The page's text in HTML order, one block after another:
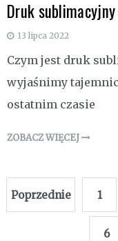
Druk
13 lipca 2022
Czym jest druk
wyjaśnimy
ostatnim czasie
ZOBACZ WIĘCEJ
Poprzednie 1
6